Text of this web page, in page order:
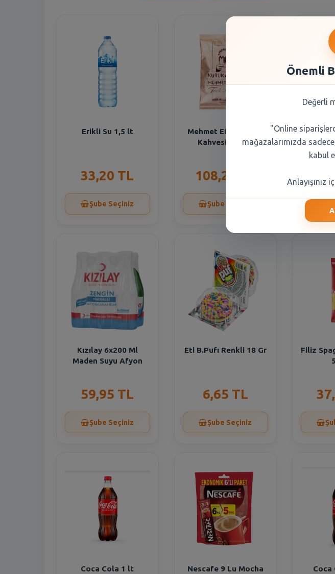
Erikli Su 1,5 lt
33,20 TL
Şube Seçiniz
Mehmet Efendi Türk
Kahvesi 100 Gr
108,20 TL
Şube Seçiniz
Kızılay 6x200 Ml
Maden Suyu Afyon
59,95 TL
Şube Seçiniz
Eti B.Pufı Renkli 18 Gr
6,65 TL
Şube Seçiniz
Filiz
Coca Cola 1 lt
Nescafe 9 Lu Mocha
Coca
Önemli
Değerli
"Online
mağazalarımızda
kabul
Anlayışınız